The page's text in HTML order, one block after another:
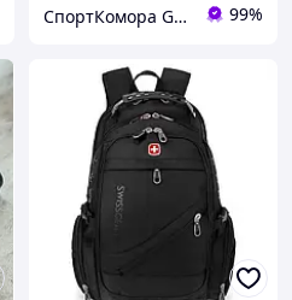
СпортКомора GalaBola 99%